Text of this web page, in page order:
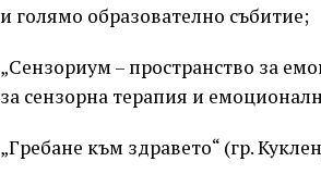
и голямо образователно събитие;
„Сензориум – пространство за
за сензорна терапия и
„Гребане към здравето“ (гр.